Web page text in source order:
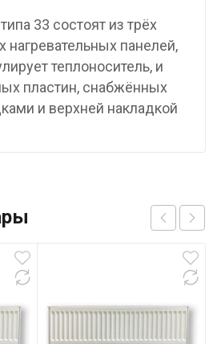
33 состоят из трёх
панелей,
теплоноситель, и
пластин, снабжённых
и верхней накладкой